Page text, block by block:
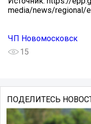
media/news/regional/
ЧП Новомосковск
15
ПОДЕЛИТЕСЬ